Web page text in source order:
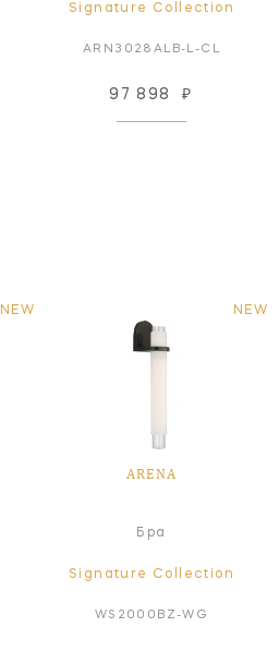
Signature Collection
ARN3028ALB-L-CL
97 898 ₽
NEW NEW
ARENA
Бра
Signature Collection
WS2000BZ-WG